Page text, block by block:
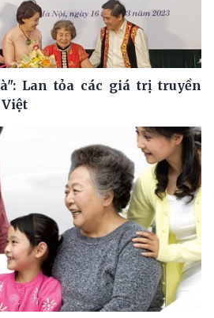
Lan tỏa các giá trị truyền